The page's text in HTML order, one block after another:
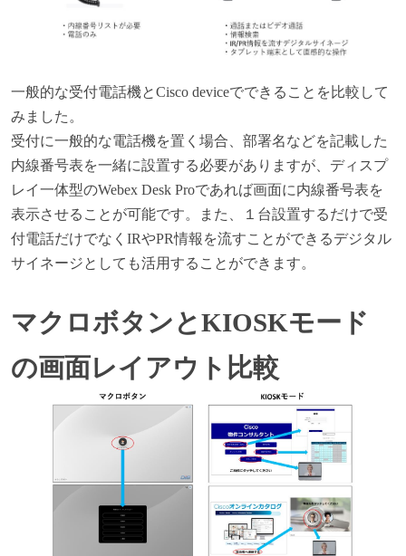
一般的な受付電話機とCisco deviceでできることを比較して
みました。
受付に一般的な電話機を置く場合、部署名などを記載した
内線番号表を一緒に設置する必要がありますが、ディスプ
レイ一体型のWebex Desk Proであれば画面に内線番号表を
表示させることが可能です。また、１台設置するだけで受
付電話だけでなくIRやPR情報を流すことができるデジタル
サイネージとしても活用することができます。
マクロボタンとKIOSKモード
の画面レイアウト比較